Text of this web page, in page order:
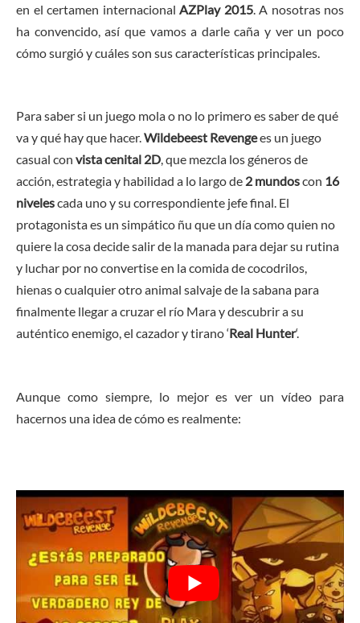
en el certamen internacional AZPlay 2015. A nosotras nos
ha convencido, así que vamos a darle caña y ver un poco
cómo surgió y cuáles son sus características principales.
Para saber si un juego mola o no lo primero es saber de qué
va y qué hay que hacer.Wildebeest Revengees un juego
casual con vista cenital 2D, que mezcla los géneros de
acción, estrategia y habilidad a lo largo de 2 mundoscon 16
nivelescada uno y su correspondiente jefe final. El
protagonista es un simpático ñu que un día como quien no
quiere la cosa decide salir de la manada para dejar su rutina
y luchar por no convertise en la comida de cocodrilos,
hienas o cualquier otro animal salvaje de la sabana para
finalmente llegar a cruzar el río Mara y descubrir a su
auténtico enemigo, el cazador y tirano ‘Real Hunter‘.
Aunque como siempre, lo mejor es ver un vídeo para
hacernos una idea de cómo es realmente: